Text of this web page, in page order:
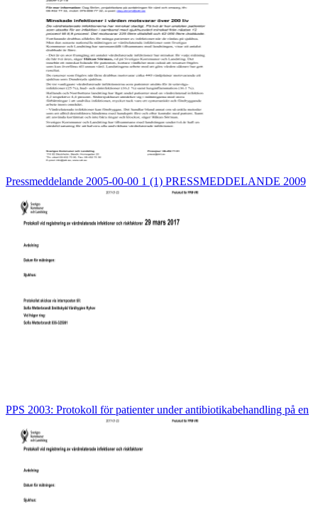
Pressmeddelande 2005-00-00 1 (1) PRESSMEDDELANDE 2009
PPS 2003: Protokoll för patienter under antibiotikabehandling på en